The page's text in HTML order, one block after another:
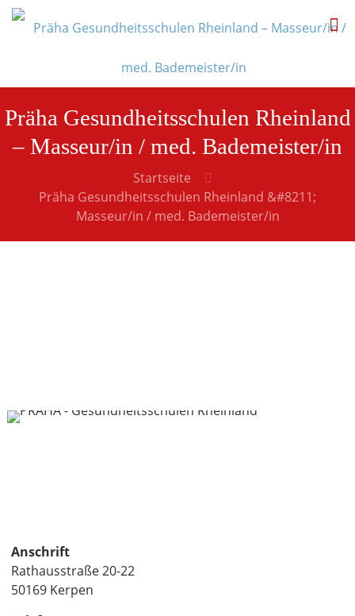
Präha Gesundheitsschulen Rheinland
– Masseur/in / med. Bademeister/in
Startseite
Präha Gesundheitsschulen Rheinland &#8211;
Masseur/in / med. Bademeister/in
Anschrift
Rathausstraße 20-22
50169 Kerpen